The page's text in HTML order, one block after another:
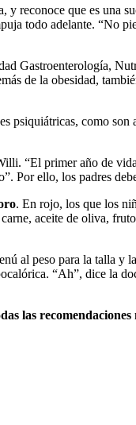
reconoce que es una
todo adelante. “No
Gastroenterología,
de la obesidad,
como son
“El primer año de
ello, los padres
. En rojo, los que los
aceite de oliva,
al peso para la talla y
“Ah”, dice la
las